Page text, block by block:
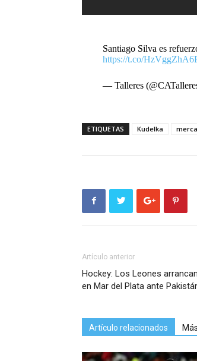
Santiago Silva es
https://t.co/
— Talleres
ETIQUETAS Kudelka
Artículo anterior
Hockey: Los Leones
en Mar del Plata ante
Artículo relacionados